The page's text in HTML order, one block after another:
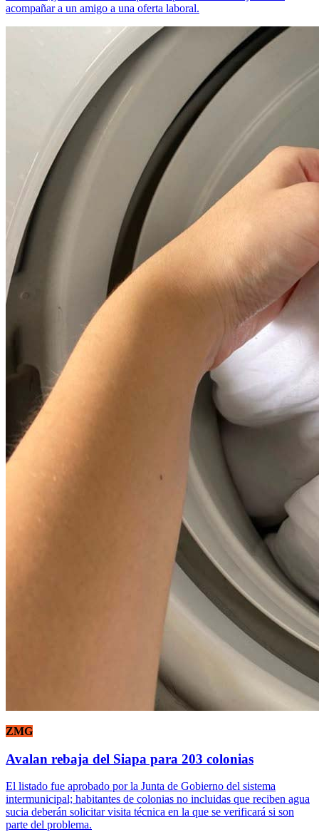
acompañar a un amigo a una oferta laboral.
ZMG
Avalan rebaja del Siapa para 203 colonias
El listado fue aprobado por la Junta de Gobierno del sistema
intermunicipal; habitantes de colonias no incluidas que reciben agua
sucia deberán solicitar visita técnica en la que se verificará si son
parte del problema.